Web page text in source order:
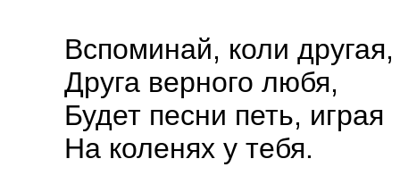
Вспоминай, коли другая,
Друга верного любя,
Будет песни петь, играя
На коленях у тебя.